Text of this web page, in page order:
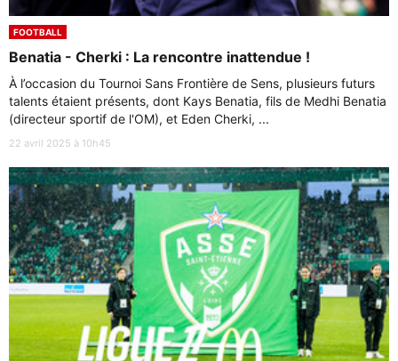
FOOTBALL
Benatia - Cherki : La rencontre inattendue !
À l’occasion du Tournoi Sans Frontière de Sens, plusieurs futurs
talents étaient présents, dont Kays Benatia, fils de Medhi Benatia
(directeur sportif de l'OM), et Eden Cherki, ...
22 avril 2025 à 10h45